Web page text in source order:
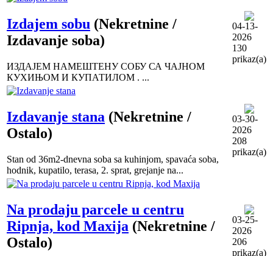
Izdajem sobu (Nekretnine /
Izdavanje soba)
ИЗДАЈЕМ НАМЕШТЕНУ СОБУ СА ЧАЈНОМ
КУХИЊОМ И КУПАТИЛОМ . ...
04-13-
2026
130
prikaz(a)
Izdavanje stana (Nekretnine /
Ostalo)
Stan od 36m2-dnevna soba sa kuhinjom, spavaća soba,
hodnik, kupatilo, terasa, 2. sprat, grejanje na...
03-30-
2026
208
prikaz(a)
Na prodaju parcele u centru
Ripnja, kod Maxija (Nekretnine /
Ostalo)
03-25-
2026
206
prikaz(a)